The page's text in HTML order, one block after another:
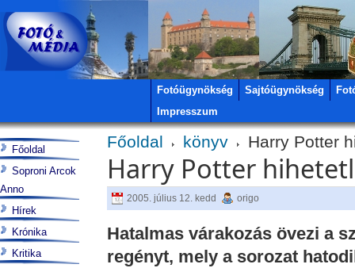
Fotóügynökség Sajtóügynökség
Impresszum
Főoldal könyv Harry Potter
Harry Potter
2005. július 12. kedd origo
Hatalmas várakozás övezi a
regényt, mely a sorozat
Főoldal
Soproni Arcok
Anno
Hírek
Krónika
Kritika